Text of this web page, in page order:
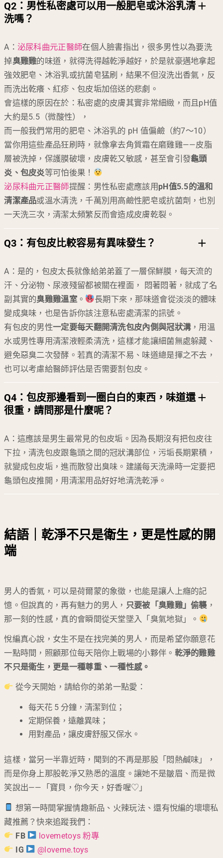
Q2：男性私密處可以用一般肥皂或沐浴乳清
洗嗎？
A： 泌尿科曲元正醫師在個人臉書指出，很多男性以為要洗
掉臭雞雞的味道，就得洗得越乾淨越好，於是就豪邁地拿起
強效肥皂、沐浴乳或抗菌皂猛刷，結果不但沒洗出香氣，反
而洗出乾癢、紅疹、包皮垢加倍送的悲劇。
會這樣的原因在於：私密處的皮膚其實非常細緻，而且pH值
大約是5.5（微酸性），
而一般我們常用的肥皂、沐浴乳的 pH 值偏鹼（約7～10）
當你用這些產品狂刷時，就像拿去角質霜在磨雞雞——皮脂
層被洗掉，保護膜破壞，皮膚乾又敏感，甚至會引發龜頭
炎、包皮炎等可怕後果！
泌尿科曲元正醫師提醒：男性私密處應該用pH值5.5的溫和
清潔產品或溫水清洗，千萬別用高鹼性肥皂或抗菌劑，也別
一天洗三次，清潔太頻繁反而會造成皮膚乾裂。
Q3： 有包皮比較容易有異味發生？
A：是的，包皮太長就像給弟弟蓋了一層保鮮膜，每天流的
汗、分泌物、尿液殘留都被關在裡面， 悶著悶著，就成了名
副其實的臭雞雞溫室。
長期下來，那味道會從淡淡的體味
變成臭味，也是告訴你該注意私密處清潔的訊號。
有包皮的男性一定要每天翻開清洗包皮內側與冠狀溝，用溫
水或男性專用清潔液輕柔清洗，這樣才能讓細菌無處躲藏、
避免惡臭二次發酵。若真的清潔不易、味道總是揮之不去，
也可以考慮給醫師評估是否需要割包皮。
Q4：包皮那邊看到一圈白白的東西，味道還
很重，請問那是什麼呢？
A：這應該是男生最常見的包皮垢。因為長期沒有把包皮往
下拉，清洗包皮跟龜頭之間的冠狀溝部位，污垢長期累積，
就變成包皮垢，進而散發出臭味。建議每天洗澡時一定要把
龜頭包皮推開，用清潔用品好好地清洗乾淨。
結語｜乾淨不只是衛生，更是性感的開
端
男人的香氣，可以是荷爾蒙的象徵，也能是讓人上癮的記
憶。但說真的，再有魅力的男人， 只要被「臭雞雞」偷襲，
那一刻的性感，真的會瞬間從天堂墜入「臭氣地獄」。
悅編真心說，女生不是在找完美的男人，而是希望你願意花
一點時間，照顧那位每天陪你上戰場的小夥伴。 乾淨的雞雞
不只是衛生，更是一種尊重、一種性感。
從今天開始，請給你的弟弟一點愛：
每天花 5 分鐘，清潔到位；
定期保養，遠離異味；
用對產品，讓皮膚舒服又保水。
這樣，當另一半靠近時，聞到的不再是那股「悶熱鹹味」，
而是你身上那股乾淨又熟悉的溫度。讓她不是皺眉、而是微
笑說出——「寶貝，你今天，好香喔♡」
想第一時間掌握情趣新品、火辣玩法、還有悅編的壞壞私
藏推薦？快來追蹤我們：
FB
lovemetoys 粉專
IG
@loveme.toys